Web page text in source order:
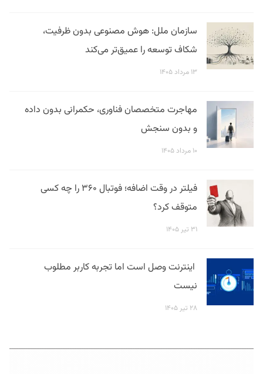
سازمان ملل: هوش مصنوعی بدون ظرفیت،
شکاف توسعه را عمیق‌تر می‌کند
۱۳ مرداد ۱۴۰۵
مهاجرت متخصصان فناوری، حکمرانی بدون داده
و بدون سنجش
۱۰ مرداد ۱۴۰۵
فیلتر در وقت اضافه؛ فوتبال ۳۶۰ را چه کسی
متوقف کرد؟
۳۱ تیر ۱۴۰۵
اینترنت وصل است اما تجربه کاربر مطلوب
نیست
۲۸ تیر ۱۴۰۵